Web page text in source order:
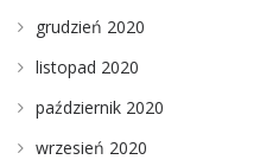
grudzień 2020
listopad 2020
październik 2020
wrzesień 2020